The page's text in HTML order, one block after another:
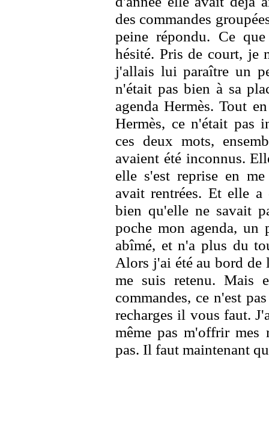
des commandes
peine répondu. Ce
hésité. Pris de court, je
j'allais lui paraître un
n'était pas bien à sa
agenda Hermès. Tout
Hermès, ce n'était pas
ces deux mots,
avaient été inconnus.
elle s'est reprise en
avait rentrées. Et elle
bien qu'elle ne savait
poche mon agenda, un
abîmé, et n'a plus du
Alors j'ai été au bord de
me suis retenu. Mais
commandes, ce n'est
recharges il vous faut.
même pas m'offrir mes
pas. Il faut maintenant